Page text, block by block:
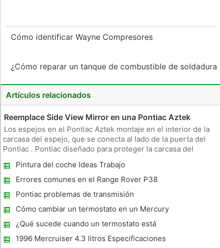
Cómo identificar Wayne Compresores
¿Cómo reparar un tanque de combustible de soldadura
Artículos relacionados
Reemplace Side View Mirror en una Pontiac Aztek
Los espejos en el Pontiac Aztek montaje en el interior de la
carcasa del espejo, que se conecta al lado de la puerta del
Pontiac . Pontiac diseñado para proteger la carcasa del
suficiente, el espejo se rompe aún . Conducir con un roto
espejo l
Pintura del coche Ideas Trabajo
Errores comunes en el Range Rover P38
Pontiac problemas de transmisión
Cómo cambiar un termostato en un Mercury
Cougar 1996
¿Qué sucede cuando un termostato está
atascado ?
1996 Mercruiser 4.3 litros Especificaciones